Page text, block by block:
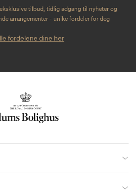
tilbud, tidlig adgang til nyheter og
arrangementer - unike fordeler for deg
fordelene dine her